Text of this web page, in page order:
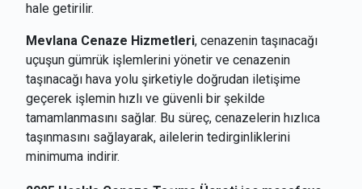
hale getirilir.
Mevlana Cenaze Hizmetleri, cenazenin taşınacağı
uçuşun gümrük işlemlerini yönetir ve cenazenin
taşınacağı hava yolu şirketiyle doğrudan iletişime
geçerek işlemin hızlı ve güvenli bir şekilde
tamamlanmasını sağlar. Bu süreç, cenazelerin hızlıca
taşınmasını sağlayarak, ailelerin tedirginliklerini
minimuma indirir.